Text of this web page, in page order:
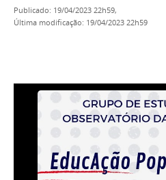
publicado: 19/04/2023 22h59,
última modificação: 19/04/2023 22h59